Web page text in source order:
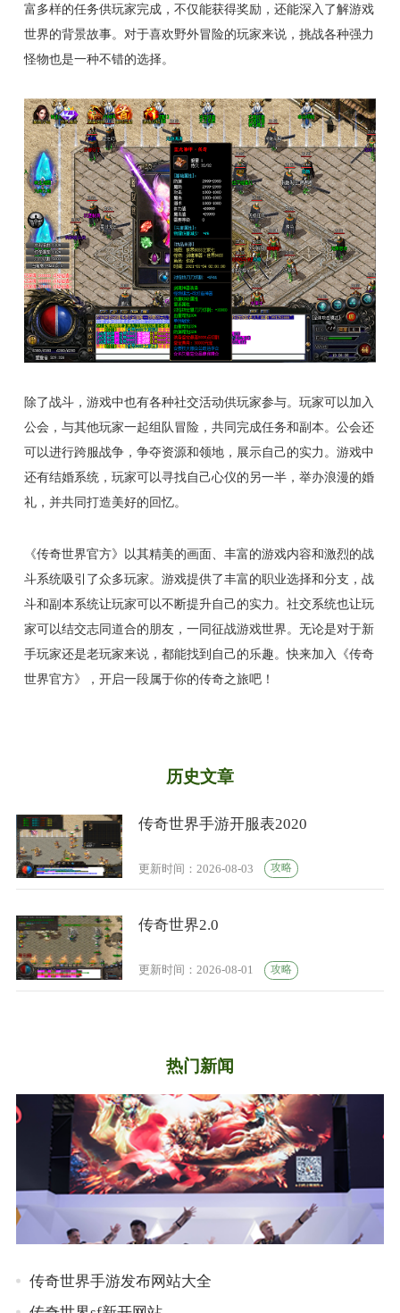
富多样的任务供玩家完成，不仅能获得奖励，还能深入了解游戏
世界的背景故事。对于喜欢野外冒险的玩家来说，挑战各种强力
怪物也是一种不错的选择。
除了战斗，游戏中也有各种社交活动供玩家参与。玩家可以加入
公会，与其他玩家一起组队冒险，共同完成任务和副本。公会还
可以进行跨服战争，争夺资源和领地，展示自己的实力。游戏中
还有结婚系统，玩家可以寻找自己心仪的另一半，举办浪漫的婚
礼，并共同打造美好的回忆。
《传奇世界官方》以其精美的画面、丰富的游戏内容和激烈的战
斗系统吸引了众多玩家。游戏提供了丰富的职业选择和分支，战
斗和副本系统让玩家可以不断提升自己的实力。社交系统也让玩
家可以结交志同道合的朋友，一同征战游戏世界。无论是对于新
手玩家还是老玩家来说，都能找到自己的乐趣。快来加入《传奇
世界官方》，开启一段属于你的传奇之旅吧！
历史文章
传奇世界手游开服表2020
更新时间：2026-08-03 攻略
传奇世界2.0
更新时间：2026-08-01 攻略
热门新闻
传奇世界手游发布网站大全